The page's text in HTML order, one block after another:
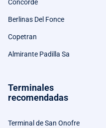
Concorde
Berlinas Del Fonce
Copetran
Almirante Padilla Sa
Terminales
recomendadas
Terminal de San Onofre